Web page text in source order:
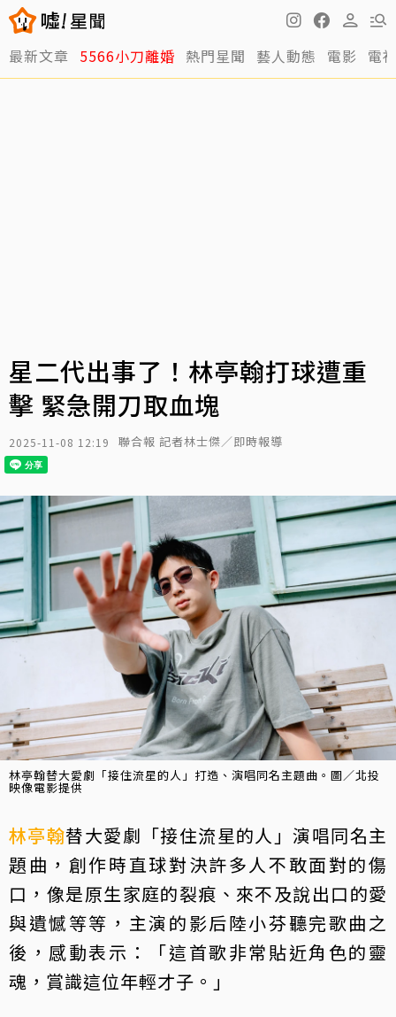
最新文章 5566小刀離婚 熱門星聞 藝人動態 電影 電
星二代出事了！林亭翰打球遭重
擊 緊急開刀取血塊
2025-11-08 12:19 聯合報 記者林士傑／即時報導
林亭翰替大愛劇「接住流星的人」打造、演唱同名主題曲。圖／北投
映像電影提供
林亭翰替大愛劇「接住流星的人」演唱同名主
題曲，創作時直球對決許多人不敢面對的傷
口，像是原生家庭的裂痕、來不及說出口的愛
與遺憾等等，主演的影后陸小芬聽完歌曲之
後，感動表示：「這首歌非常貼近角色的靈
魂，賞識這位年輕才子。」